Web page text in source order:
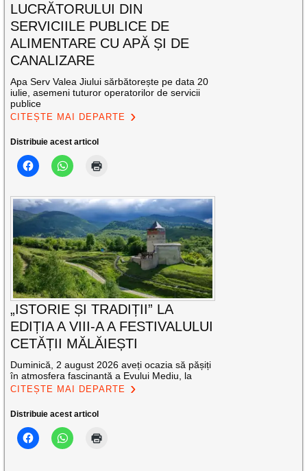
LUCRĂTORULUI DIN
SERVICIILE PUBLICE DE
ALIMENTARE CU APĂ ȘI DE
CANALIZARE
Apa Serv Valea Jiului sărbătorește pe data 20
iulie, asemeni tuturor operatorilor de servicii
publice
CITEȘTE MAI DEPARTE
Distribuie acest articol
„ISTORIE ȘI TRADIȚII” LA
EDIȚIA A VIII-A A FESTIVALULUI
CETĂȚII MĂLĂIEȘTI
Duminică, 2 august 2026 aveți ocazia să pășiți
în atmosfera fascinantă a Evului Mediu, la
CITEȘTE MAI DEPARTE
Distribuie acest articol